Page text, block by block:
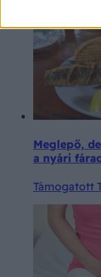
Meglepő,
a nyári
Támogatott